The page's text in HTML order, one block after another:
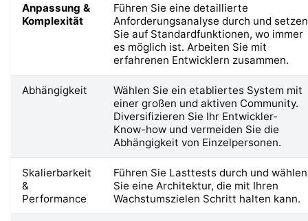
Anpassung &
Komplexität
Führen Sie eine detaillierte
Anforderungsanalyse durch und setzen
Sie auf Standardfunktionen, wo immer
es möglich ist. Arbeiten Sie mit
erfahrenen Entwicklern zusammen.
Abhängigkeit
Wählen Sie ein etabliertes System mit
einer großen und aktiven Community.
Diversifizieren Sie Ihr Entwickler-
Know-how und vermeiden Sie die
Abhängigkeit von Einzelpersonen.
Skalierbarkeit
&
Performance
Führen Sie Lasttests durch und wählen
Sie eine Architektur, die mit Ihren
Wachstumszielen Schritt halten kann.